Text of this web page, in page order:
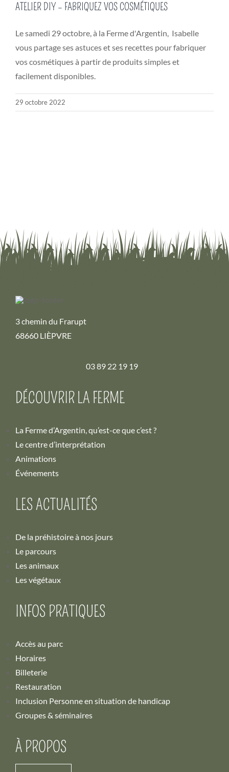
ATELIER DIY – FABRIQUEZ VOS COSMÉTIQUES
Le samedi 29 octobre, à la Ferme d'Argentin, Isabelle
vous partage ses astuces et ses recettes pour fabriquer
vos cosmétiques à partir de produits simples et
facilement disponibles.
29 octobre 2022
3 chemin du Frarupt
68660 LIÈPVRE
03 89 22 19 19
DÉCOUVRIR LA FERME
La Ferme d’Argentin, qu’est-ce que c’est ?
Le centre d’interprétation
Animations
Événements
LES ACTUALITÉS
De la préhistoire à nos jours
Le parcours
Les animaux
Les végétaux
INFOS PRATIQUES
Accès au parc
Horaires
Billeterie
Restauration
Inclusion Personne en situation de handicap
Groupes & séminaires
À PROPOS